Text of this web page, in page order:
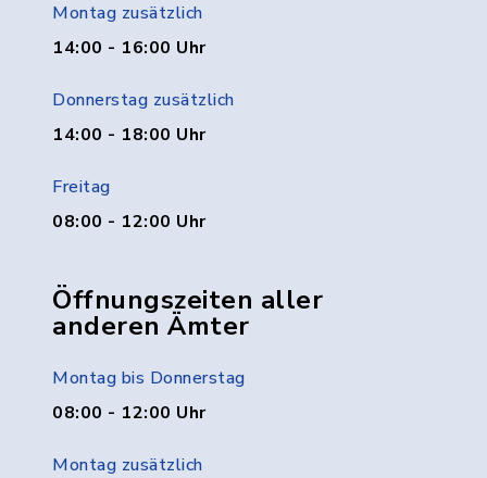
Montag zusätzlich
14:00 - 16:00 Uhr
Donnerstag zusätzlich
14:00 - 18:00 Uhr
Freitag
08:00 - 12:00 Uhr
Öffnungszeiten aller
anderen Ämter
Montag bis Donnerstag
08:00 - 12:00 Uhr
Montag zusätzlich